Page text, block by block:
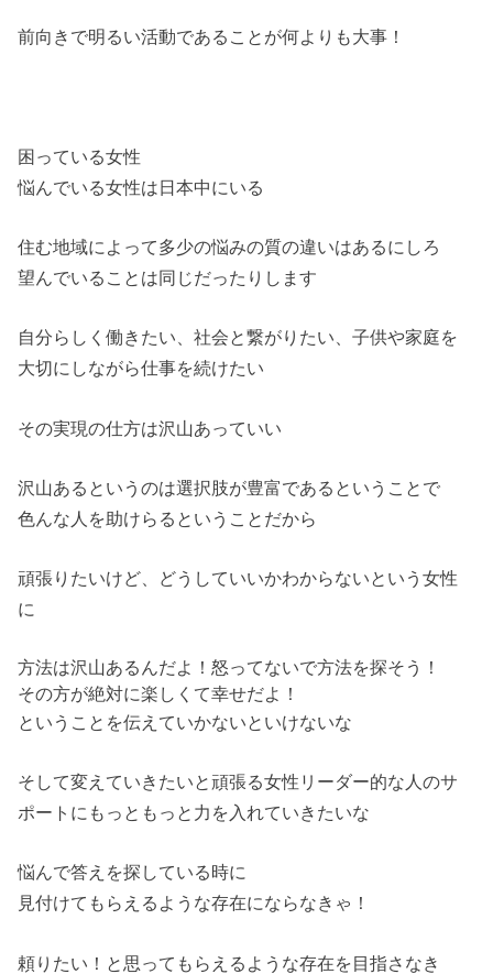
前向きで明るい活動であることが何よりも大事！
困っている女性
悩んでいる女性は日本中にいる
住む地域によって多少の悩みの質の違いはあるにしろ
望んでいることは同じだったりします
自分らしく働きたい、社会と繋がりたい、子供や家庭を
大切にしながら仕事を続けたい
その実現の仕方は沢山あっていい
沢山あるというのは選択肢が豊富であるということで
色んな人を助けらるということだから
頑張りたいけど、どうしていいかわからないという女性
に
方法は沢山あるんだよ！怒ってないで方法を探そう！
その方が絶対に楽しくて幸せだよ！
ということを伝えていかないといけないな
そして変えていきたいと頑張る女性リーダー的な人のサ
ポートにもっともっと力を入れていきたいな
悩んで答えを探している時に
見付けてもらえるような存在にならなきゃ！
頼りたい！と思ってもらえるような存在を目指さなき